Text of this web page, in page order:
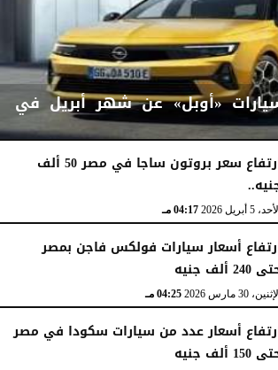
«أوبل» عن شهر أبريل في
ارتفاع سعر بروتون ساجا في مصر 50 ألف
الأحد، 5 أبريل 2026 04:17 مـ
أسعار سيارات فولكس فاجن بمصر
ألف جنيه
الإثنين، 30 مارس 2026 04:25 مـ
أسعار عدد من سيارات سكودا في مصر
ألف جنيه